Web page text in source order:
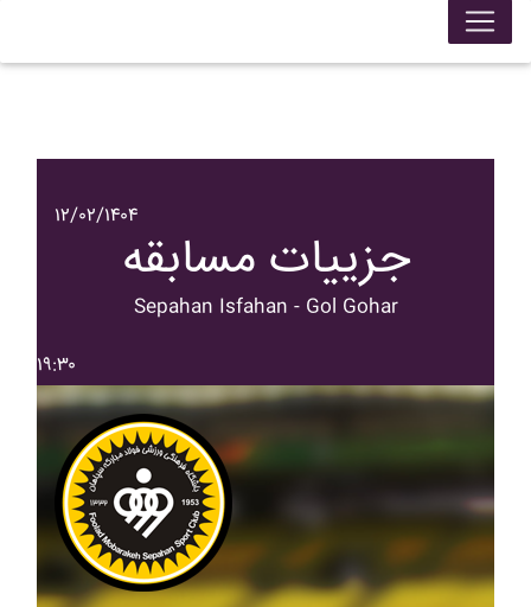
۱۲/۰۲/۱۴۰۴
جزییات مسابقه
Sepahan Isfahan - Gol Gohar
۱۹:۳۰